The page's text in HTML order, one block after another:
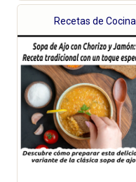
Recetas de Cocina